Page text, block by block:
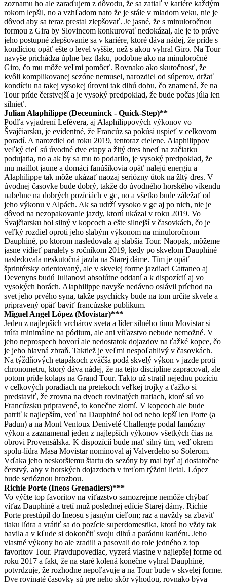
zoznamu ho ale zaraďujem z dôvodu, že sa zatiaľ v kariére každým
rokom lepšil, no a vzhľadom nato že je stále v mladom veku, nie je
dôvod aby sa teraz prestal zlepšovať. Je jasné, že s minuloročnou
formou z Gira by Slovincom konkurovať nedokázal, ale je to práve
jeho postupné zlepšovanie sa v kariére, ktoré dáva nádej, že príde s
kondíciou opäť ešte o level vyššie, než s akou vyhral Giro. Na Tour
navyše prichádza úplne bez tlaku, podobne ako na minuloročné
Giro, čo mu môže veľmi pomôcť. Rovnako ako skutočnosť, že
kvôli komplikovanej sezóne nemusel, narozdiel od súperov, držať
kondíciu na takej vysokej úrovni tak dlhú dobu, čo znamená, že na
Tour príde čerstvejší a je vysoký predpoklad, že bude počas júla len
silnieť.
Julian Alaphilippe (Deceuninck - Quick-Step)**
Podľa vyjadrení Lefévera, aj Alaphilippových výkonov vo
Švajčiarsku, je evidentné, že Francúz sa pokúsi uspieť v celkovom
poradí. A narozdiel od roku 2019, tentoraz cielene. Alaphilippov
veľký cieľ sú úvodné dve etapy a žltý dres hneď na začiatku
podujatia, no a ak by sa mu to podarilo, je vysoký predpoklad, že
mu maillot jaune a domáci fanúšikovia opäť nalejú energiu a
Alaphilippe tak môže ukázať naozaj seriózny útok na žltý dres. V
úvodnej časovke bude dobrý, takže do úvodného horského víkendu
nabehne na dobrých pozíciách v gc, no a všetko bude záležať od
jeho výkonu v Alpách. Ak sa udrží vysoko v gc aj po nich, nie je
dôvod na nezopakovanie jazdy, ktorú ukázal v roku 2019. Vo
Švajčiarsku bol silný v kopcoch a ešte silnejší v časovkách, čo je
veľký rozdiel oproti jeho slabým výkonom na minuloročnom
Dauphiné, po ktorom nasledovala aj slabšia Tour. Naopak, môžeme
jasne vidieť paralely s ročníkom 2019, kedy po skvelom Dauphiné
nasledovala neskutočná jazda na Starej dáme. Tím je opäť
šprintérsky orientovaný, ale v skvelej forme jazdiaci Cattaneo aj
Devenyns budú Julianovi absolútne oddaní a k dispozícií aj vo
vysokých horách. Alaphilippe navyše nedávno oslávil príchod na
svet jeho prvého syna, takže psychicky bude na tom určite skvele a
pripravený opäť baviť francúzske publikum.
Miguel Angel López (Movistar)***
Jeden z najlepších vrchárov sveta a líder silného tímu Movistar si
trúfa minimálne na pódium, ale ani víťazstvo nebude nemožné. V
jeho neprospech hovorí ale nedostatok dojazdov na ťažké kopce, čo
je jeho hlavná zbraň. Taktiež je veľmi nespoľahlivý v časovkách.
Na týždňových etapákoch zväčša podá skvelý výkon v jazde proti
chronometru, ktorý dáva nádej, že na tejto disciplíne zapracoval, ale
potom príde kolaps na Grand Tour. Takto už stratil nejednu pozíciu
v celkových poradiach na pretekoch veľkej trojky a ťažko si
predstaviť, že zrovna na dvoch rovinatých tratiach, ktoré sú vo
Francúzsku pripravené, to konečne zlomí. V kopcoch ale bude
patriť k najlepším, veď na Dauphiné bol od neho lepší len Porte (a
Padun) a na Mont Ventoux Denivelé Challenge podal famózny
výkon a zaznamenal jeden z najlepších výkonov všetkých čias na
obrovi Provensálska. K dispozícií bude mať silný tím, veď okrem
spolu-lídra Masa Movistar nominoval aj Valverdeho so Solerom.
Vďaka jeho neskoršiemu štartu do sezóny by mal byť aj dostatočne
čerstvý, aby v horských dojazdoch v treťom týždni lietal. López
bude serióznou hrozbou.
Richie Porte (Ineos Grenadiers)***
Vo výčte top favoritov na víťazstvo samozrejme nemôže chýbať
víťaz Dauphiné a tretí muž poslednej edície Starej dámy. Richie
Porte prestúpil do Ineosu s jasným cieľom; raz a navždy sa zbaviť
tlaku lídra a vrátiť sa do pozície superdomestika, ktorá ho vždy tak
bavila a v kľude si dokončiť svoju dlhú a parádnu kariéru. Jeho
vlastné výkony ho ale zradili a pasovali do role jedného z top
favoritov Tour. Pravdupovediac, vyzerá vlastne v najlepšej forme od
roku 2017 a fakt, že na staré kolená konečne vyhral Dauphiné,
potvrdzuje, že rozhodne nepoľavuje a na Tour bude v skvelej forme.
Dve rovinaté časovky sú pre neho skôr výhodou, rovnako býva